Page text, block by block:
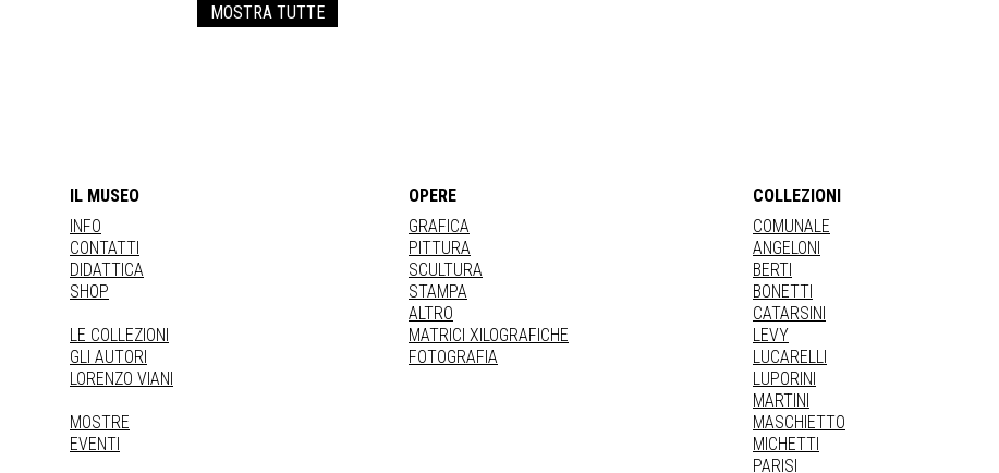
MOSTRA TUTTE
IL MUSEO
INFO
CONTATTI
DIDATTICA
SHOP
LE COLLEZIONI
GLI AUTORI
LORENZO VIANI
MOSTRE
EVENTI
OPERE
GRAFICA
PITTURA
SCULTURA
STAMPA
ALTRO
MATRICI XILOGRAFICHE
FOTOGRAFIA
COLLEZIONI
COMUNALE
ANGELONI
BERTI
BONETTI
CATARSINI
LEVY
LUCARELLI
LUPORINI
MARTINI
MASCHIETTO
MICHETTI
PARISI